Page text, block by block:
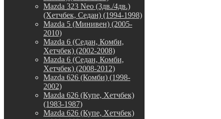
Mazda 323 Neo (3дв./4дв.)
(Хетчбек, Седан) (1994-1998)
Mazda 5 (Минивен) (2005-
2010)
Mazda 6 (Седан, Комби,
Хетчбек) (2002-2008)
Mazda 6 (Седан, Комби,
Хетчбек) (2008-2012)
Mazda 626 (Комби) (1998-
2002)
Mazda 626 (Купе, Хетчбек)
(1983-1987)
Mazda 626 (Купе, Хетчбек)